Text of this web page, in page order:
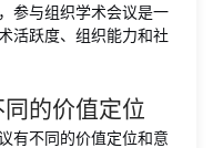
参与组织学术会议是一
活跃度、组织能力和社
的价值定位
有不同的价值定位和意